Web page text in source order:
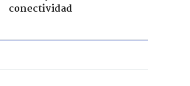
conectividad